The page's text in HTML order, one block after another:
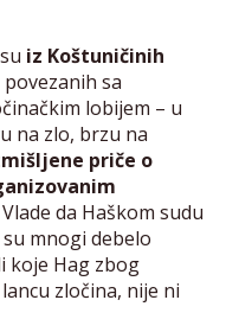
iz Koštuničinih
sa
lobijem – u
na zlo, brzu na
priče o
da Haškom sudu
mnogi debelo
koje Hag zbog
zločina, nije ni